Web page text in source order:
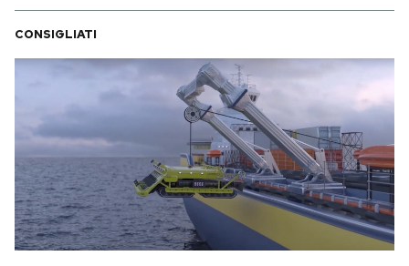
CONSIGLIATI